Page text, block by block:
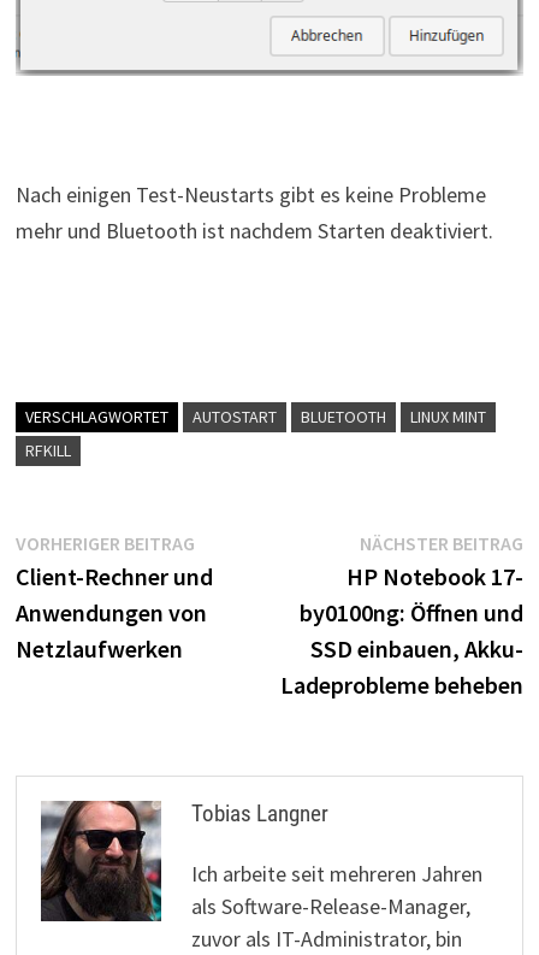
Nach einigen Test-Neustarts gibt es keine Probleme
mehr und Bluetooth ist nachdem Starten deaktiviert.
VERSCHLAGWORTET AUTOSTART BLUETOOTH
LINUX MINT
RFKILL
Beitragsnavigation
VORHERIGER BEITRAGVorheriger
Beitrag:
Client-Rechner und
Anwendungen von
Netzlaufwerken
NÄCHSTER BEITRAG
HP Notebook 17-
by0100ng: Öffnen und
SSD einbauen, Akku-
Ladeprobleme beheben
Tobias Langner
Ich arbeite seit mehreren Jahren
als Software-Release-Manager,
zuvor als IT-Administrator, bin